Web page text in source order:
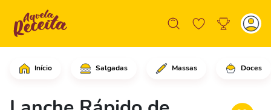
Início Salgadas Massas Doces
Pique a abobrinha em pedaços